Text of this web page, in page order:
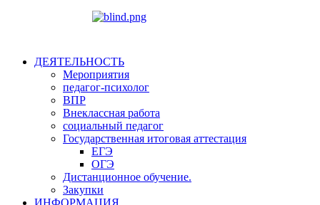
ДЕЯТЕЛЬНОСТЬ
Мероприятия
педагог-психолог
ВПP
Внеклассная работа
социальный педагог
Государственная итоговая аттестация
ЕГЭ
ОГЭ
Дистанционное обучение.
Закупки